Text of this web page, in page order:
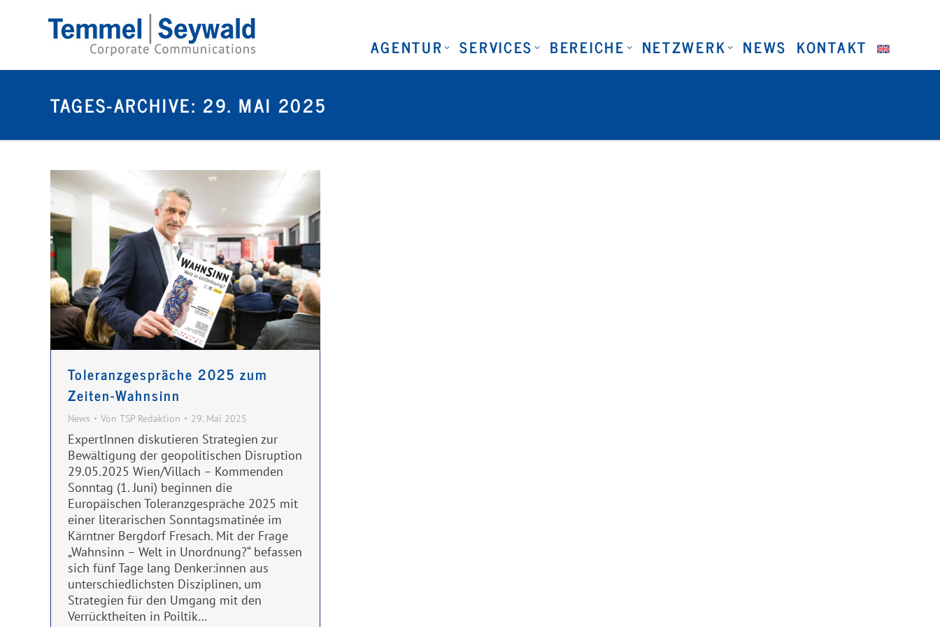
AGENTUR SERVICES BEREICHE NETZWERK NEWS KONTAKT
TAGES-ARCHIVE: 29. MAI 2025
Toleranzgespräche 2025 zum
Zeiten-Wahnsinn
News Von TSP Redaktion 29. Mai 2025
ExpertInnen diskutieren Strategien zur
Bewältigung der geopolitischen Disruption
29.05.2025 Wien/Villach – Kommenden
Sonntag (1. Juni) beginnen die
Europäischen Toleranzgespräche 2025 mit
einer literarischen Sonntagsmatinée im
Kärntner Bergdorf Fresach. Mit der Frage
„Wahnsinn – Welt in Unordnung?“ befassen
sich fünf Tage lang Denker:innen aus
unterschiedlichsten Disziplinen, um
Strategien für den Umgang mit den
Verrücktheiten in Poiltik…